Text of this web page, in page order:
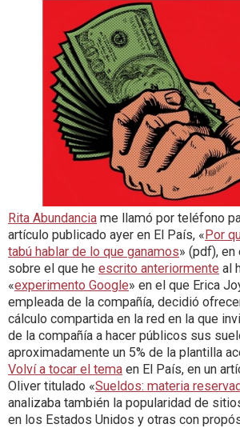
Rita Abundancia me llamó por teléfono
artículo publicado ayer en El País, «Por
tabú hablar de lo que ganamos» (pdf), en
sobre el que he escrito anteriormente al
«experimento Google» en el que Erica
empleada de la compañía, decidió
cálculo compartida en la red en la que
de la compañía a hacer públicos sus
aproximadamente un 5% de la plantilla
Volví a tocar el tema en El País, en un
Oliver titulado «Sueldos: materia
analizaba también la popularidad de
en los Estados Unidos y otras con